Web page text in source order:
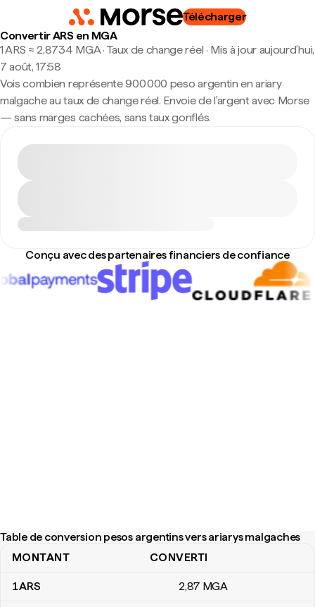
Télécharger
Convertir ARS en MGA
1 ARS ≈ 2,8734 MGA · Taux de change réel · Mis à jour aujourd’hui,
7 août, 17:58
Vois combien représente 900 000 peso argentin en ariary
malgache au taux de change réel. Envoie de l'argent avec Morse
— sans marges cachées, sans taux gonflés.
Conçu avec des partenaires financiers de confiance
Table de conversion pesos argentins vers ariarys malgaches
Table de conversion pesos argentins vers ariarys malgaches
MONTANT CONVERTI
1ARS 2,87 MGA